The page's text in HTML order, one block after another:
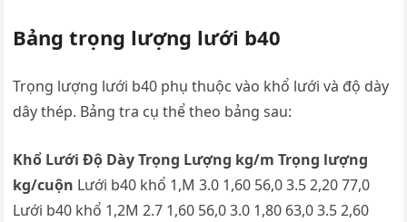
Bảng trọng lượng lưới b40
Trọng lượng lưới b40 phụ thuộc vào khổ lưới và độ dày
dây thép. Bảng tra cụ thể theo bảng sau:
Khổ Lưới Độ Dày Trọng Lượng kg/m Trọng lượng
kg/cuộn Lưới b40 khổ 1,M 3.0 1,60 56,0 3.5 2,20 77,0
Lưới b40 khổ 1,2M 2.7 1,60 56,0 3.0 1,80 63,0 3.5 2,60